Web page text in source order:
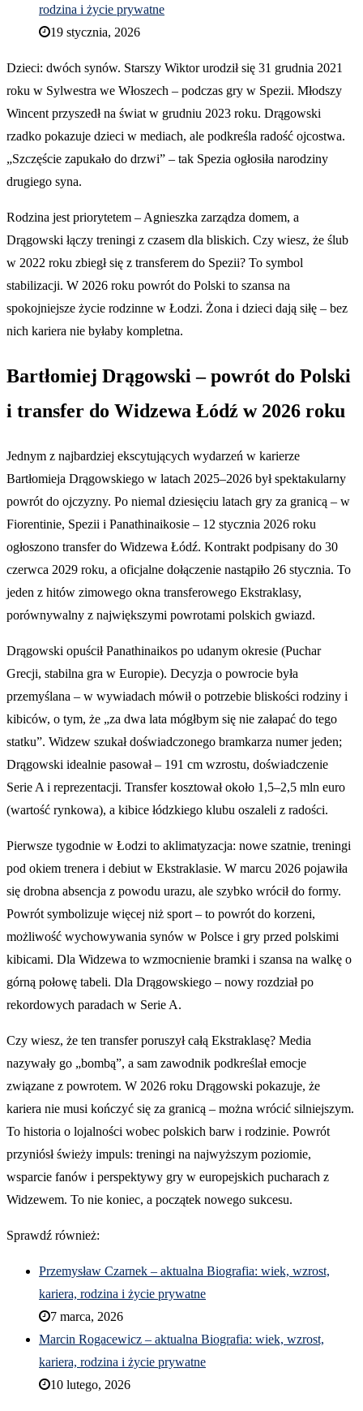
rodzina i życie prywatne
19 stycznia, 2026
Dzieci: dwóch synów. Starszy Wiktor urodził się 31 grudnia 2021
roku w Sylwestra we Włoszech – podczas gry w Spezii. Młodszy
Wincent przyszedł na świat w grudniu 2023 roku. Drągowski
rzadko pokazuje dzieci w mediach, ale podkreśla radość ojcostwa.
„Szczęście zapukało do drzwi” – tak Spezia ogłosiła narodziny
drugiego syna.
Rodzina jest priorytetem – Agnieszka zarządza domem, a
Drągowski łączy treningi z czasem dla bliskich. Czy wiesz, że ślub
w 2022 roku zbiegł się z transferem do Spezii? To symbol
stabilizacji. W 2026 roku powrót do Polski to szansa na
spokojniejsze życie rodzinne w Łodzi. Żona i dzieci dają siłę – bez
nich kariera nie byłaby kompletna.
Bartłomiej Drągowski – powrót do Polski
i transfer do Widzewa Łódź w 2026 roku
Jednym z najbardziej ekscytujących wydarzeń w karierze
Bartłomieja Drągowskiego w latach 2025–2026 był spektakularny
powrót do ojczyzny. Po niemal dziesięciu latach gry za granicą – w
Fiorentinie, Spezii i Panathinaikosie – 12 stycznia 2026 roku
ogłoszono transfer do Widzewa Łódź. Kontrakt podpisany do 30
czerwca 2029 roku, a oficjalne dołączenie nastąpiło 26 stycznia. To
jeden z hitów zimowego okna transferowego Ekstraklasy,
porównywalny z największymi powrotami polskich gwiazd.
Drągowski opuścił Panathinaikos po udanym okresie (Puchar
Grecji, stabilna gra w Europie). Decyzja o powrocie była
przemyślana – w wywiadach mówił o potrzebie bliskości rodziny i
kibiców, o tym, że „za dwa lata mógłbym się nie załapać do tego
statku”. Widzew szukał doświadczonego bramkarza numer jeden;
Drągowski idealnie pasował – 191 cm wzrostu, doświadczenie
Serie A i reprezentacji. Transfer kosztował około 1,5–2,5 mln euro
(wartość rynkowa), a kibice łódzkiego klubu oszaleli z radości.
Pierwsze tygodnie w Łodzi to aklimatyzacja: nowe szatnie, treningi
pod okiem trenera i debiut w Ekstraklasie. W marcu 2026 pojawiła
się drobna absencja z powodu urazu, ale szybko wrócił do formy.
Powrót symbolizuje więcej niż sport – to powrót do korzeni,
możliwość wychowywania synów w Polsce i gry przed polskimi
kibicami. Dla Widzewa to wzmocnienie bramki i szansa na walkę o
górną połowę tabeli. Dla Drągowskiego – nowy rozdział po
rekordowych paradach w Serie A.
Czy wiesz, że ten transfer poruszył całą Ekstraklasę? Media
nazywały go „bombą”, a sam zawodnik podkreślał emocje
związane z powrotem. W 2026 roku Drągowski pokazuje, że
kariera nie musi kończyć się za granicą – można wrócić silniejszym.
To historia o lojalności wobec polskich barw i rodzinie. Powrót
przyniósł świeży impuls: treningi na najwyższym poziomie,
wsparcie fanów i perspektywy gry w europejskich pucharach z
Widzewem. To nie koniec, a początek nowego sukcesu.
Sprawdź również:
Przemysław Czarnek – aktualna Biografia: wiek, wzrost,
kariera, rodzina i życie prywatne
7 marca, 2026
Marcin Rogacewicz – aktualna Biografia: wiek, wzrost,
kariera, rodzina i życie prywatne
10 lutego, 2026